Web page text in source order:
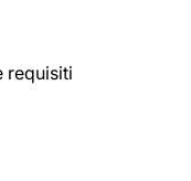
requisiti